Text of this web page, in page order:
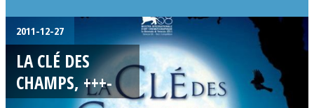
2011-12-27
LA CLÉ DES
CHAMPS, +++-